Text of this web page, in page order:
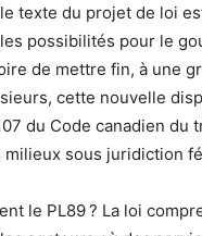
texte du projet de loi
possibilités pour le
de mettre fin, à une
cette nouvelle
du Code canadien
milieux sous juridiction
le PL89 ? La loi